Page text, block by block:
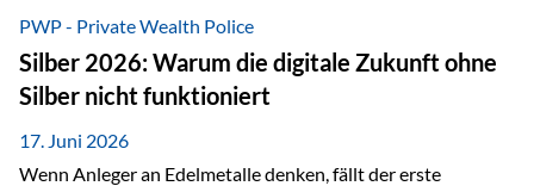
Veränderungen geprägt ist, kann diese aktive
Herangehensweise einen entscheidenden Mehrwert bieten.
Was zeichnet aktive Fonds aus? Aktive Fonds verfolgen das
Ziel, nicht nur einen Markt abzubilden, sondern gezielt
Anlageentscheidungen zu treffen. Fondsmanager
analysieren Unternehmen,…
PWP - Private Wealth Police
Silber 2026: Warum die digitale Zukunft ohne
Silber nicht funktioniert
17. Juni 2026
Wenn Anleger an Edelmetalle denken, fällt der erste